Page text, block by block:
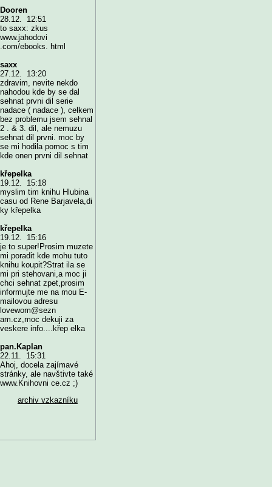
Dooren
28.12. 12:51
to saxx: zkus
www.jahodovi
.com/ebooks. html
saxx
27.12. 13:20
zdravim, nevite nekdo
nahodou kde by se dal
sehnat prvni dil serie
nadace ( nadace ), celkem
bez problemu jsem sehnal
2 . & 3. dil, ale nemuzu
sehnat dil prvni. moc by
se mi hodila pomoc s tim
kde onen prvni dil sehnat
křepelka
19.12. 15:18
myslim tim knihu Hlubina
casu od Rene Barjavela,di
ky křepelka
křepelka
19.12. 15:16
je to super!Prosim muzete
mi poradit kde mohu tuto
knihu koupit?Strat ila se
mi pri stehovani,a moc ji
chci sehnat zpet,prosim
informujte me na mou E-
mailovou adresu
lovewom@sezn
am.cz,moc dekuji za
veskere info....křep elka
pan.Kaplan
22.11. 15:31
Ahoj, docela zajímavé
stránky, ale navštivte také
www.Knihovni ce.cz ;)
archiv vzkazníku